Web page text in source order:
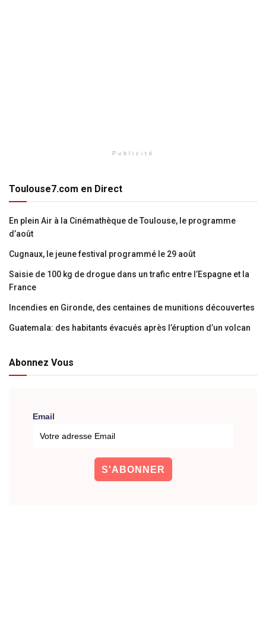
Publicité
Toulouse7.com en Direct
En plein Air à la Cinémathèque de Toulouse, le programme
d’août
Cugnaux, le jeune festival programmé le 29 août
Saisie de 100 kg de drogue dans un trafic entre l’Espagne et la
France
Incendies en Gironde, des centaines de munitions découvertes
Guatemala: des habitants évacués après l’éruption d’un volcan
Abonnez Vous
Email